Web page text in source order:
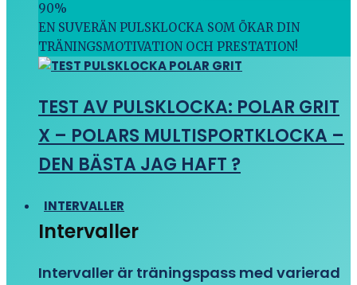
90%
EN SUVERÄN PULSKLOCKA SOM ÖKAR DIN
TRÄNINGSMOTIVATION OCH PRESTATION!
TEST AV PULSKLOCKA: POLAR GRIT
X – POLARS MULTISPORTKLOCKA –
DEN BÄSTA JAG HAFT ?
INTERVALLER
Intervaller
Intervaller är träningspass med varierad